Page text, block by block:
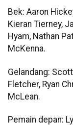
Bek: Aaron
Kieran Tierney,
Hyam, Nathan
McKenna.
Gelandang:
Fletcher, Ryan
McLean.
Pemain depan: